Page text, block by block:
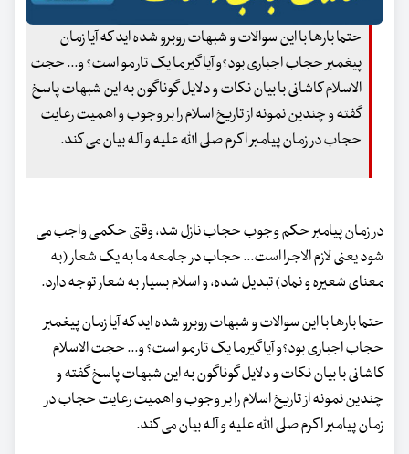
حتما بارها با این سوالات و شبهات روبرو شده اید که آیا زمان
پیغمبر حجاب اجباری بود؟و آیا گیر ما یک تار مو است؟ و... حجت
الاسلام کاشانی با بیان نکات و دلایل گوناگون به این شبهات پاسخ
گفته و چندین نمونه از تاریخ اسلام را بر وجوب و اهمیت رعایت
حجاب در زمان پیامبر اکرم صلی الله علیه و آله بیان می کند.
در زمان پیامبر حکم وجوب حجاب نازل شد، وقتی حکمی واجب می
شود یعنی لازم الاجرا است... حجاب در جامعه ما به یک شعار (به
معنای شعیره و نماد) تبدیل شده، و اسلام بسیار به شعار توجه دارد.
حتما بارها با این سوالات و شبهات روبرو شده اید که آیا زمان پیغمبر
حجاب اجباری بود؟و آیا گیر ما یک تار مو است؟ و... حجت الاسلام
کاشانی با بیان نکات و دلایل گوناگون به این شبهات پاسخ گفته و
چندین نمونه از تاریخ اسلام را بر وجوب و اهمیت رعایت حجاب در
زمان پیامبر اکرم صلی الله علیه و آله بیان می کند.